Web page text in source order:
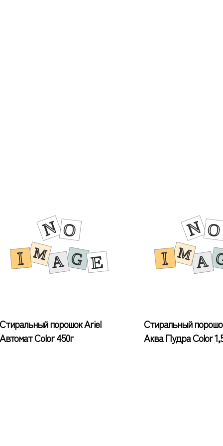
Стиральный порошок Ariel
Автомат Color 450г
Стиральный
Аква Пудра Color